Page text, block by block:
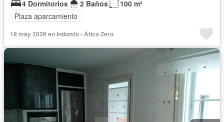
4 Dormitorios 2 Baños
100 m²
Plaza aparcamiento
19 may 2026 en Indomio - Ático Zero